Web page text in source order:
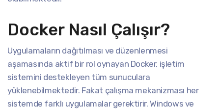
Docker Nasıl Çalışır?
Uygulamaların dağıtılması ve düzenlenmesi
aşamasında aktif bir rol oynayan Docker, işletim
sistemini destekleyen tüm sunuculara
yüklenebilmektedir. Fakat çalışma mekanizması her
sistemde farklı uygulamalar gerektirir. Windows ve